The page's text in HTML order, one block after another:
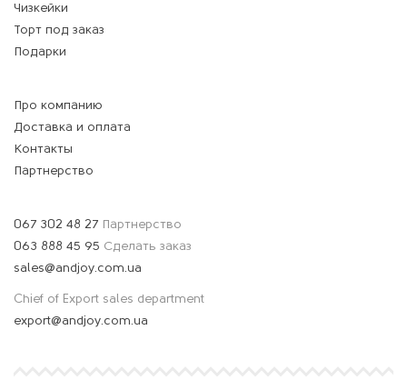
Чизкейки
Торт под заказ
Подарки
Про компанию
Доставка и оплата
Контакты
Партнерство
067 302 48 27 Партнерство
063 888 45 95 Сделать заказ
sales@andjoy.com.ua
Chief of Export sales department
export@andjoy.com.ua